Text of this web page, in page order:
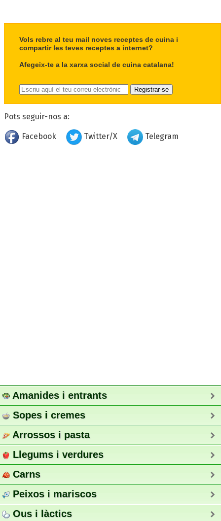
Vols rebre al teu mail noves receptes de cuina i
compartir les teves receptes a internet?
Afegeix-te a la xarxa social de cuina catalana!
Pots seguir-nos a:
Facebook Twitter/X Telegram
Amanides i entrants
Sopes i cremes
Arrossos i pasta
Llegums i verdures
Carns
Peixos i mariscos
Ous i làctics